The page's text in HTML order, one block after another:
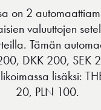
on 2
valuuttojen
Tämän
DKK 200, SEK
lisäksi:
20, PLN 100.